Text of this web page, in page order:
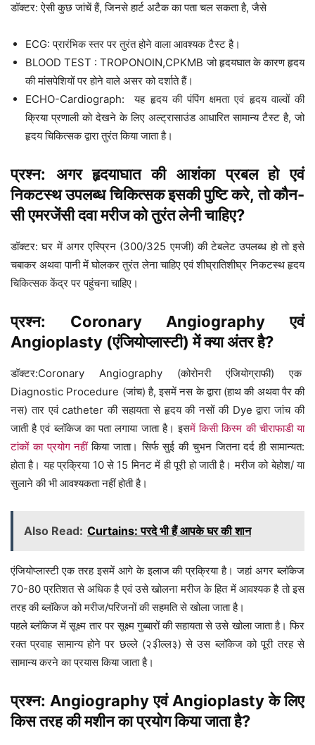
डॉक्टर: ऐसी कुछ जांचें हैं, जिनसे हार्ट अटैक का पता चल सकता है, जैसे
ECG: प्रारंभिक स्तर पर तुरंत होने वाला आवश्यक टैस्ट है।
BLOOD TEST : TROPONOIN,CPKMB जो हृदयघात के कारण हृदय
की मांसपेशियों पर होने वाले असर को दर्शाते हैं।
ECHO-Cardiograph: यह हृदय की पंपिंग क्षमता एवं हृदय वाल्वों की
क्रिया प्रणाली को देखने के लिए अल्ट्रासाउंड आधारित सामान्य टैस्ट है, जो
हृदय चिकित्सक द्वारा तुरंत किया जाता है।
प्रश्न: अगर हृदयाघात की आशंका प्रबल हो एवं
निकटस्थ उपलब्ध चिकित्सक इसकी पुष्टि करे, तो कौन-
सी एमरजेंसी दवा मरीज को तुरंत लेनी चाहिए?
डॉक्टर: घर में अगर एस्प्रिन (300/325 एमजी) की टेबलेट उपलब्ध हो तो इसे
चबाकर अथवा पानी में घोलकर तुरंत लेना चाहिए एवं शीघ्रातिशीघ्र निकटस्थ हृदय
चिकित्सक केंद्र पर पहुंचना चाहिए।
प्रश्न: Coronary Angiographyएवं
Angioplasty (एंजियोप्लास्टी) में क्या अंतर है?
डॉक्टर:Coronary Angiography (कोरोनरी एंजियोग्राफी) एक
Diagnostic Procedure (जांच) है, इसमें नस के द्वारा (हाथ की अथवा पैर की
नस) तार एवं catheter की सहायता से हृदय की नसों की Dye द्वारा जांच की
जाती है एवं ब्लॉकेज का पता लगाया जाता है। इसमें किसी किस्म की चीराफाडी या
टांकों का प्रयोग नहीं किया जाता। सिर्फ सुई की चुभन जितना दर्द ही सामान्यत:
होता है। यह प्रक्रिया 10 से 15 मिनट में ही पूरी हो जाती है। मरीज को बेहोश/ या
सुलाने की भी आवश्यकता नहीं होती है।
Also Read: Curtains: परदे भी हैं आपके घर की शान
एंजियोप्लास्टी एक तरह इसमें आगे के इलाज की प्रक्रिया है। जहां अगर ब्लॉकेज
70-80 प्रतिशत से अधिक है एवं उसे खोलना मरीज के हित में आवश्यक है तो इस
तरह की ब्लॉकेज को मरीज/परिजनों की सहमति से खोला जाता है।
पहले ब्लॉकेज में सूक्ष्म तार पर सूक्ष्म गुब्बारों की सहायता से उसे खोला जाता है। फिर
रक्त प्रवाह सामान्य होने पर छल्ले (२३ील्ल३) से उस ब्लॉकेज को पूरी तरह से
सामान्य करने का प्रयास किया जाता है।
प्रश्न: Angiographyएवं Angioplastyके लिए
किस तरह की मशीन का प्रयोग किया जाता है?